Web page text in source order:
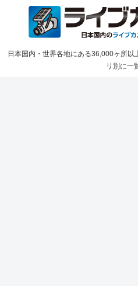
日本国内・世界各地にある36,000ヶ所
リ別に一